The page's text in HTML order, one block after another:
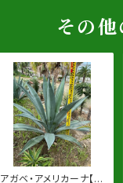
その
アガベ・アメリカーナ【地